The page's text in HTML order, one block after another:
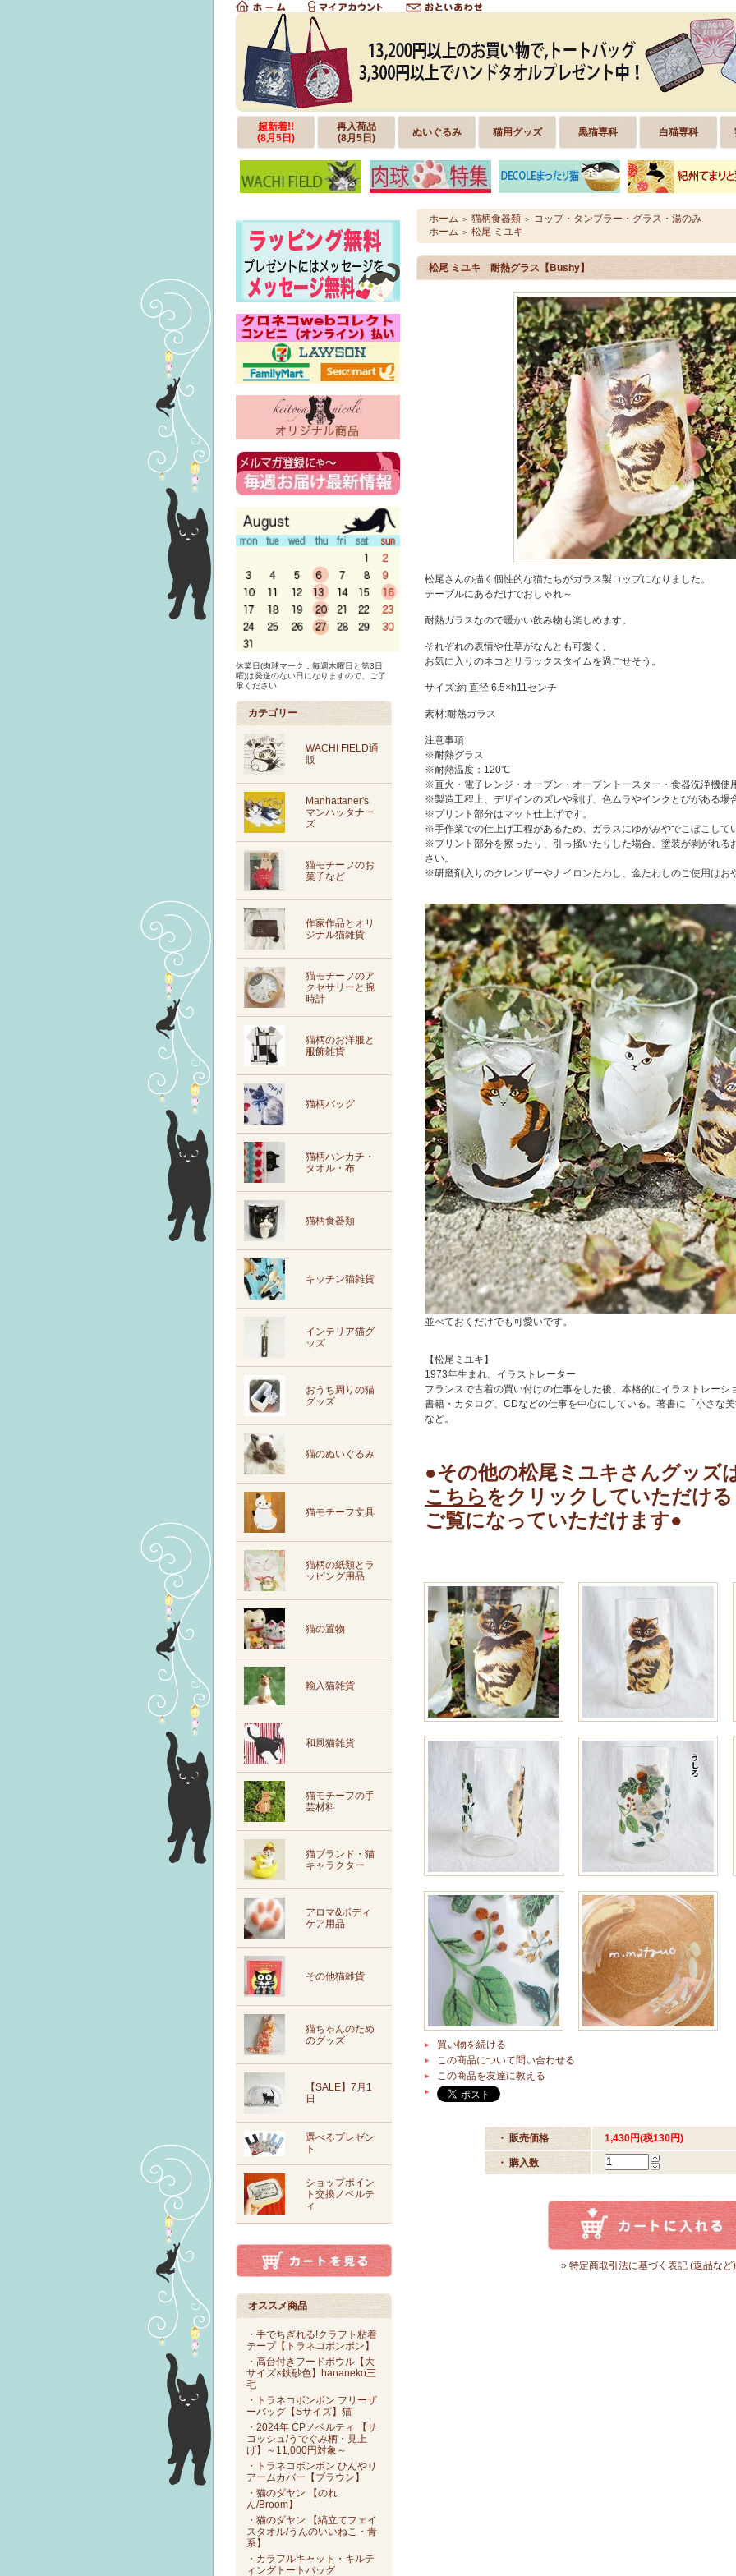
超新着!!
(8月5日)
再入荷品
(8月5日)
ぬいぐるみ 猫用グッズ 黒猫専科 白猫専科
休業日(肉球マーク：毎週木曜日と第3日
曜)は発送のない日になりますので、ご了
承ください
カテゴリー
WACHI FIELD通
販
Manhattaner's
マンハッタナー
ズ
猫モチーフのお
菓子など
作家作品とオリ
ジナル猫雑貨
猫モチーフのア
クセサリーと腕
時計
猫柄のお洋服と
服飾雑貨
猫柄バッグ
猫柄ハンカチ・
タオル・布
猫柄食器類
キッチン猫雑貨
インテリア猫グ
ッズ
おうち周りの猫
グッズ
猫のぬいぐるみ
猫モチーフ文具
猫柄の紙類とラ
ッピング用品
猫の置物
輸入猫雑貨
和風猫雑貨
猫モチーフの手
芸材料
猫ブランド・猫
キャラクター
アロマ&ボディ
ケア用品
その他猫雑貨
猫ちゃんのため
のグッズ
【SALE】7月1
日
選べるプレゼン
ト
ショップポイン
ト交換ノベルテ
ィ
オススメ商品
・手でちぎれる!クラフト粘着
テープ【トラネコボンボン】
・高台付きフードボウル【大
サイズ×鉄砂色】hananeko三
毛
・トラネコボンボン フリーザ
ーバッグ【Sサイズ】猫
・2024年 CPノベルティ 【サ
コッシュ/うでぐみ柄・見上
げ】～11,000円対象～
・トラネコボンボン ひんやり
アームカバー【ブラウン】
・猫のダヤン 【のれ
ん/Broom】
・猫のダヤン 【縞立てフェイ
スタオル/うんのいいねこ・青
系】
・カラフルキャット・キルテ
ィングトートバッグ
ホーム ＞ 猫柄食器類 ＞ コップ・タンブラー・グラス・湯のみ
ホーム ＞ 松尾 ミユキ
松尾 ミユキ 耐熱グラス【Bushy】
松尾さんの描く個性的な猫たちがガラス製コップになりました。
テーブルにあるだけでおしゃれ～
耐熱ガラスなので暖かい飲み物も楽しめます。
それぞれの表情や仕草がなんとも可愛く、
お気に入りのネコとリラックスタイムを過ごせそう。
サイズ:約 直径 6.5×h11センチ
素材:耐熱ガラス
注意事項:
※耐熱グラス
※耐熱温度：120℃
※直火・電子レンジ・オーブン・オーブントースター・食器洗浄機使
※製造工程上、デザインのズレや剥げ、色ムラやインクとびがある場
※プリント部分はマット仕上げです。
※手作業での仕上げ工程があるため、ガラスにゆがみやでこぼこして
※プリント部分を擦ったり、引っ掻いたりした場合、塗装が剥がれる
さい。
※研磨剤入りのクレンザーやナイロンたわし、金たわしのご使用はお
並べておくだけでも可愛いです。
【松尾ミユキ】
1973年生まれ。イラストレーター
フランスで古着の買い付けの仕事をした後、本格的にイラストレー
書籍・カタログ、CDなどの仕事を中心にしている。著書に「小さな
など。
●その他の松尾ミユキさんグッズ
こちらをクリックしていただけ
ご覧になっていただけます●
買い物を続ける
この商品について問い合わせる
この商品を友達に教える
・ 販売価格 1,430円(税130円)
・ 購入数
» 特定商取引法に基づく表記 (返品など)